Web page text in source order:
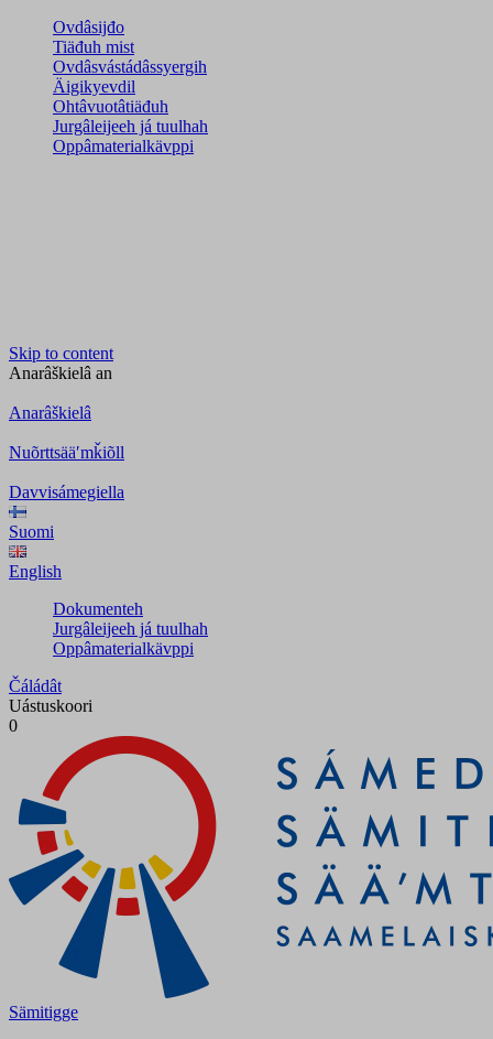
Ovdâsijđo
Tiäđuh mist
Ovdâsvástádâssyergih
Äigikyevdil
Ohtâvuotâtiäđuh
Jurgâleijeeh já tuulhah
Oppâmaterialkävppi
Skip to content
Anarâškielâ an
Anarâškielâ
Nuõrttsääʹmǩiõll
Davvisámegiella
Suomi
English
Dokumenteh
Jurgâleijeeh já tuulhah
Oppâmaterialkävppi
Čáládât
Uástuskoori
0
Sämitigge